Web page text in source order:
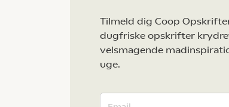
Tilmeld dig Coop
dugfriske opskrifter
velsmagende
uge.